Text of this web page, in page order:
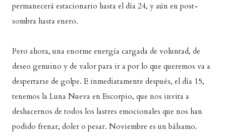
permanecerá estacionario hasta el día 24, y aún en post-
sombra hasta enero.
Pero ahora, una enorme energía cargada de voluntad, de
deseo genuino y de valor para ir a por lo que queremos va a
despertarse de golpe. E inmediatamente después, el día 15,
tenemos la Luna Nueva en Escorpio, que nos invita a
deshacernos de todos los lastres emocionales que nos han
podido frenar, doler o pesar. Noviembre es un bálsamo.